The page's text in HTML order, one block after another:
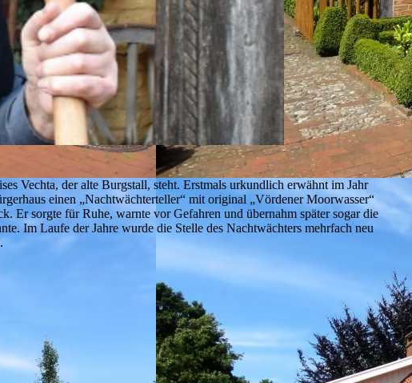
Vechta, der alte Burgstall, steht. Erstmals urkundlich erwähnt im Jahr
einen „Nachtwächterteller“ mit original „Vördener Moorwasser“
Er sorgte für Ruhe, warnte vor Gefahren und übernahm später sogar die
Im Laufe der Jahre wurde die Stelle des Nachtwächters mehrfach neu